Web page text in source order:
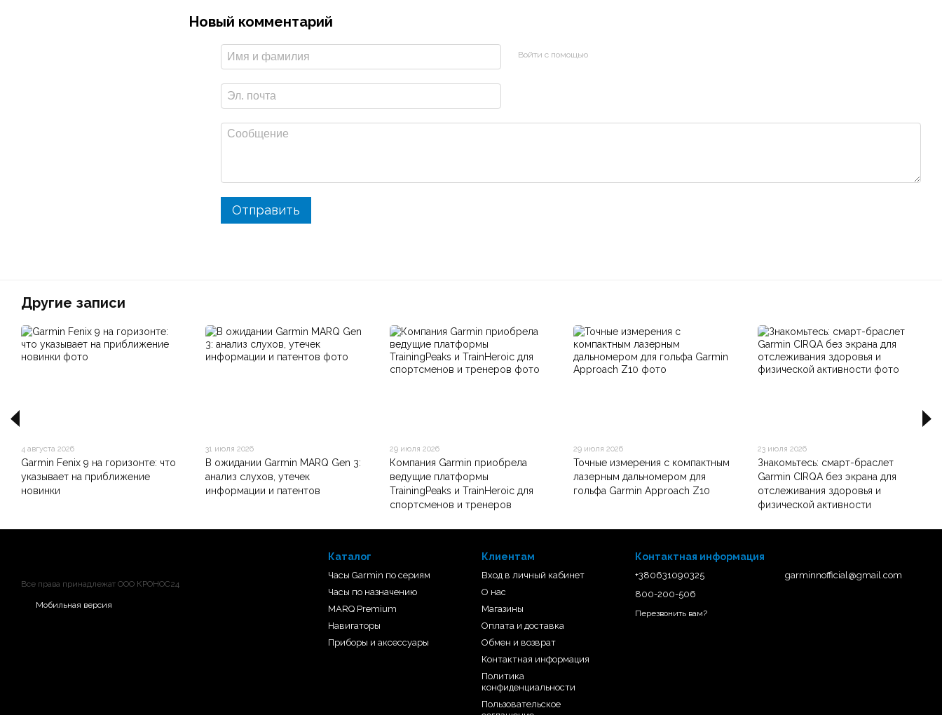
Новый комментарий
Войти с помощью
Отправить
Другие записи
4 августа 2026
Garmin Fenix 9 на горизонте: что
указывает на приближение
новинки
31 июля 2026
В ожидании Garmin MARQ Gen 3:
анализ слухов, утечек
информации и патентов
29 июля 2026
Компания Garmin приобрела
ведущие платформы
TrainingPeaks и TrainHeroic для
спортсменов и тренеров
29 июля 2026
Точные измерения с компактным
лазерным дальномером для
гольфа Garmin Approach Z10
23 июля 2026
Знакомьтесь: смарт-браслет
Garmin CIRQA без экрана для
отслеживания здоровья и
физической активности
Все права принадлежат ООО КРОНОС24
Мобильная версия
Каталог
Часы Garmin по сериям
Часы по назначению
MARQ Premium
Навигаторы
Приборы и аксессуары
Клиентам
Вход в личный кабинет
О нас
Магазины
Оплата и доставка
Обмен и возврат
Контактная информация
Политика
конфиденциальности
Пользовательское
Контактная информация
+380631090325
800-200-506
Перезвонить вам?
garminnofficial@gmail.com